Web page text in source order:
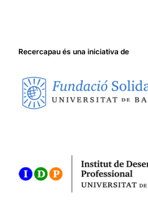
Recercapau és una iniciativa de